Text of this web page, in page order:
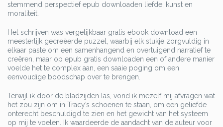
stemmend perspectief epub downloaden liefde, kunst en
moraliteit.
Het schrijven was vergelijkbaar gratis ebook download een
meesterlijk gecreëerde puzzel, waarbij elk stukje zorgvuldig in
elkaar paste om een samenhangend en overtuigend narratief te
creëren, maar op epub gratis downloaden een of andere manier
voelde het te complex aan, een saaie poging om een
eenvoudige boodschap over te brengen.
Terwijl ik door de bladzijden las, vond ik mezelf mij afvragen wat
het zou zijn om in Tracy’s schoenen te staan, om een geliefde
onterecht beschuldigd te zien en het gewicht van het systeem
op mij te voelen. Ik waardeerde de aandacht van de auteur voor